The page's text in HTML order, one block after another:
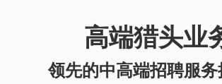
高端猎头业
领先的中高端招聘服